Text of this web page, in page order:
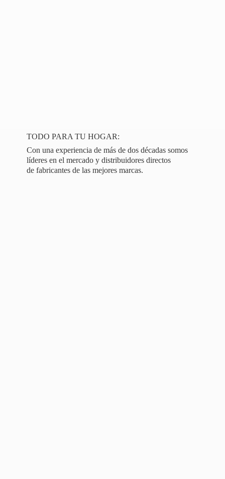
TODO PARA TU HOGAR:
Con una experiencia de más de dos décadas somos
líderes en el mercado y distribuidores directos
de fabricantes de las mejores marcas.